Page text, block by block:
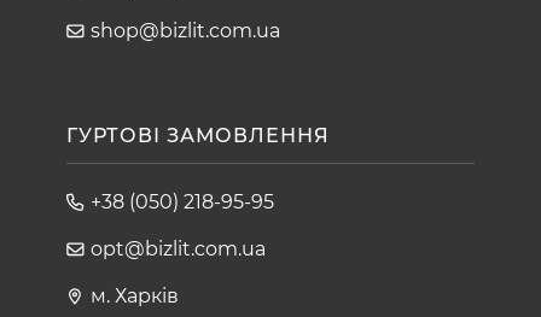
shop@bizlit.com.ua
ГУРТОВІ ЗАМОВЛЕННЯ
+38 (050) 218-95-95
opt@bizlit.com.ua
м. Харків